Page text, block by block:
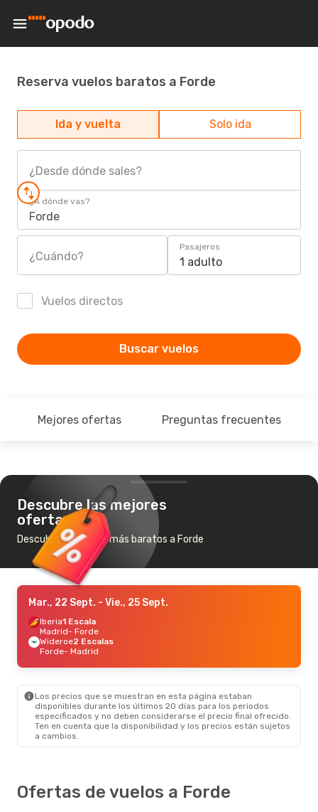
Reserva vuelos baratos a Forde
Ida y vuelta Solo ida
¿Desde dónde sales?
¿A dónde vas?
Forde
¿Cuándo?
Pasajeros
1 adulto
Vuelos directos
Buscar vuelos
Mejores ofertas Preguntas frecuentes
Descubre las mejores
ofertas
Descubre los vuelos más baratos a Forde
Mar., 22 Sept. - Vie., 25 Sept.
Iberia1 Escala
Madrid- Forde
Wideroe2 Escalas
Forde- Madrid
Los precios que se muestran en esta página estaban
disponibles durante los últimos 20 días para los periodos
especificados y no deben considerarse el precio final ofrecido.
Ten en cuenta que la disponibilidad y los precios están sujetos
a cambios.
Ofertas de vuelos a Forde